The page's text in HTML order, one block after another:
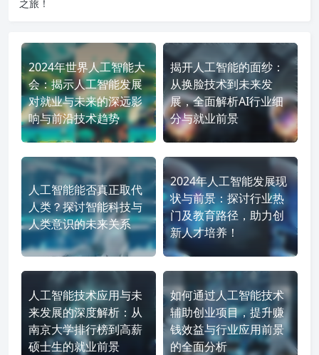
之旅！
2024年世界人工智能大
会：揭示人工智能发展
对就业与未来的深远影
响与前沿技术趋势
揭开人工智能的面纱：
从换脸技术到未来发
展，全面解析AI行业细
分与就业前景
人工智能能否真正取代
人类？探讨智能科技与
人类意识的未来关系
2024年人工智能发展现
状与前景：探讨行业热
门及教育路径，助力创
新人才培养！
人工智能技术应用与未
来发展的深度解析：从
南京大学排行榜到高薪
硕士生的就业前景
如何通过人工智能技术
辅助创业项目，提升赚
钱效益与行业应用前景
的全面分析